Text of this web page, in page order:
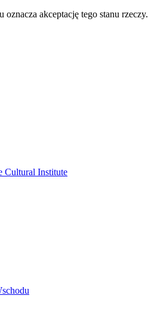
akceptację tego stanu rzeczy.
Cultural Institute